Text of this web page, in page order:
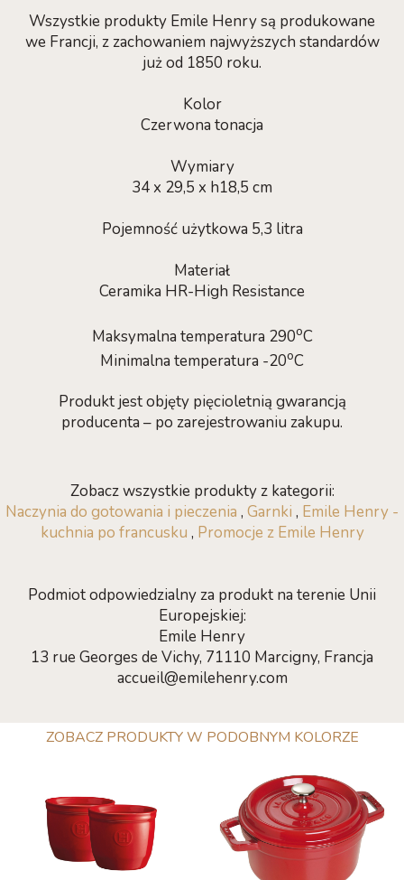
Wszystkie produkty Emile Henry są produkowane
we Francji, z zachowaniem najwyższych standardów
już od 1850 roku.
Kolor
Czerwona tonacja
Wymiary
34 x 29,5 x h18,5 cm
Pojemność użytkowa 5,3 litra
Materiał
Ceramika HR-High Resistance
Maksymalna temperatura 290oC
Minimalna temperatura -20oC
Produkt jest objęty pięcioletnią gwarancją
producenta – po zarejestrowaniu zakupu.
Zobacz wszystkie produkty z kategorii:
Naczynia do gotowania i pieczenia , Garnki , Emile Henry -
kuchnia po francusku , Promocje z Emile Henry
Podmiot odpowiedzialny za produkt na terenie Unii
Europejskiej:
Emile Henry
13 rue Georges de Vichy, 71110 Marcigny, Francja
accueil@emilehenry.com
ZOBACZ PRODUKTY W PODOBNYM KOLORZE